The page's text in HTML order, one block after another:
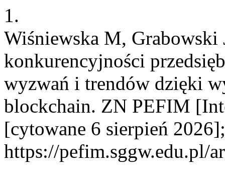
1.
Wiśniewska M, Grabowski
konkurencyjności
wyzwań i trendów dzięki
blockchain. ZN PEFIM
[cytowane 6 sierpień
https://pefim.sggw.edu.pl/